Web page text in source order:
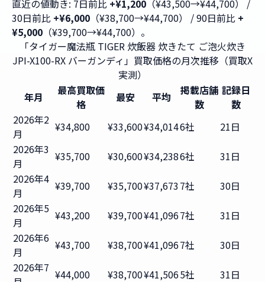
直近の値動き: 7日前比 +¥1,200 （¥43,500→¥44,700） /
30日前比 +¥6,000 （¥38,700→¥44,700） / 90日前比 +
¥5,000 （¥39,700→¥44,700）。
「タイガー魔法瓶 TIGER 炊飯器 炊きたて ご泡火炊き
JPI-X100-RX バーガンディ」買取価格の月次推移（買取X
実測）
年月
最高買取価
格
最安 平均
掲載店舗
数
記録日
数
2026年2
月
¥34,800 ¥33,600¥34,0146社
21日
2026年3
月
¥35,700 ¥30,600¥34,2386社
31日
2026年4
月
¥39,700 ¥35,700¥37,6737社
30日
2026年5
月
¥43,200 ¥39,700¥41,0967社
31日
2026年6
月
¥43,700 ¥38,700¥41,0967社
30日
2026年7 ¥44,000 ¥38,700¥41,5065社 31日